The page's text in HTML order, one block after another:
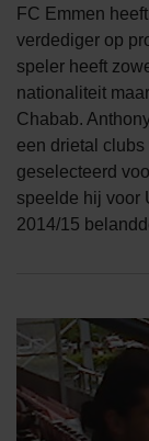
FC Emmen
verdediger op
speler heeft
nationaliteit
Chabab.
een drietal
geselecteerd
speelde hij voor
2014/15